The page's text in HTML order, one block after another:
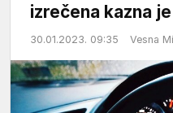
izrečena kazna
30.01.2023. 09:35 Vesna